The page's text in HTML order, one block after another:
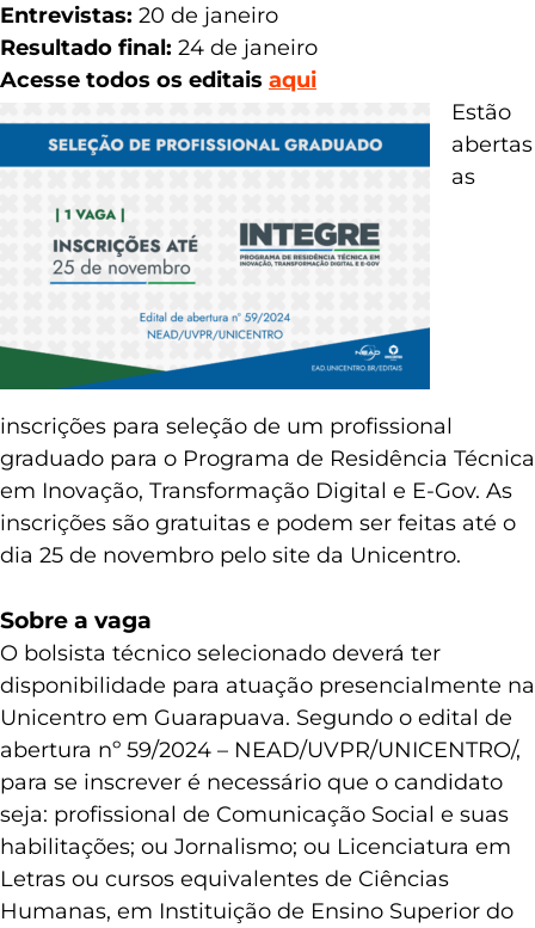
Entrevistas: 20 de janeiro
Resultado final: 24 de janeiro
Acesse todos os editais aqui
Estão
abertas
as
inscrições para seleção de um profissional
graduado para o Programa de Residência Técnica
em Inovação, Transformação Digital e E-Gov. As
inscrições são gratuitas e podem ser feitas até o
dia 25 de novembro pelo site da Unicentro.
Sobre a vaga
O bolsista técnico selecionado deverá ter
disponibilidade para atuação presencialmente na
Unicentro em Guarapuava. Segundo o edital de
abertura nº 59/2024 – NEAD/UVPR/UNICENTRO/,
para se inscrever é necessário que o candidato
seja: profissional de Comunicação Social e suas
habilitações; ou Jornalismo; ou Licenciatura em
Letras ou cursos equivalentes de Ciências
Humanas, em Instituição de Ensino Superior do